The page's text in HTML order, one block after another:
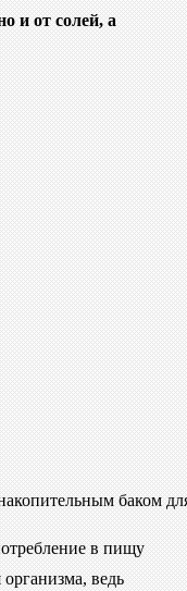
и от солей, а
баком
в пищу
ведь